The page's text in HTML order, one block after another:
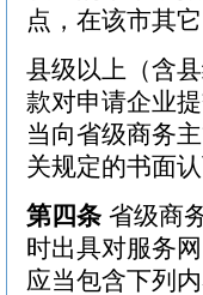
点，在该市其
县级以上（含
款对申请企业
当向省级商务
关规定的书面
第四条 省级商
时出具对服务
应当包含下列